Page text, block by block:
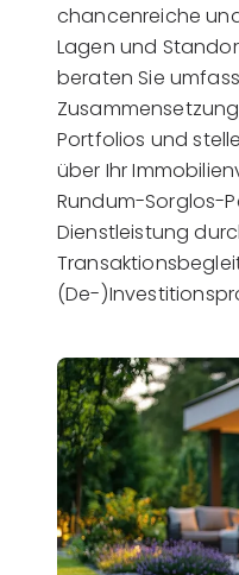
chancenreiche
Lagen und
beraten Sie
Portfolios und
über Ihr
Rundum-Sorglos-
Dienstleistung
(De-